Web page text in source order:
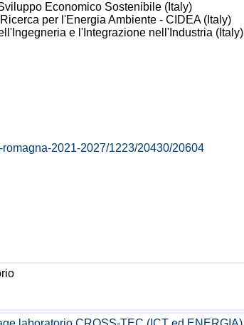
Economico Sostenibile (Italy)
per l'Energia Ambiente - CIDEA (Italy)
e l'Integrazione nell'Industria (Italy)
2021-2027/1223/20430/20604